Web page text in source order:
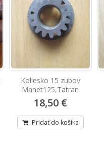
Koliesko 15 zubov
Manet125,Tatran
18,50 €
Pridať do košíka